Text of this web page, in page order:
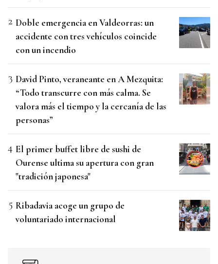
Doble emergencia en Valdeorras: un
accidente con tres vehículos coincide
con un incendio
David Pinto, veraneante en A Mezquita:
“Todo transcurre con más calma. Se
valora más el tiempo y la cercanía de las
personas”
El primer buffet libre de sushi de
Ourense ultima su apertura con gran
"tradición japonesa"
Ribadavia acoge un grupo de
voluntariado internacional